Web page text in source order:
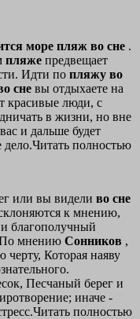
море пляж во сне .
пляже предвещает
Идти по пляжу во
сне вы отдыхаете на
красивые люди, с
в жизни, но вне
и дальше будет
дело.Читать полностью
или вы видели во сне
к мнению,
благополучный
мнению Сонников ,
Которая наяву
Песчаный берег и
иначе -
полностью